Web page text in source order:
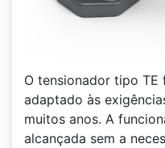
O tensionador tipo
adaptado às
muitos anos. A
alcançada sem a